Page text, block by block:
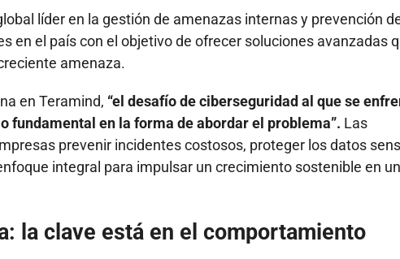
líder en la gestión de amenazas internas y prevención
en el país con el objetivo de ofrecer soluciones avanzadas
amenaza.
en Teramind, “el desafío de ciberseguridad al que se
fundamental en la forma de abordar el problema”. Las
prevenir incidentes costosos, proteger los datos
integral para impulsar un crecimiento sostenible en un
la clave está en el comportamiento